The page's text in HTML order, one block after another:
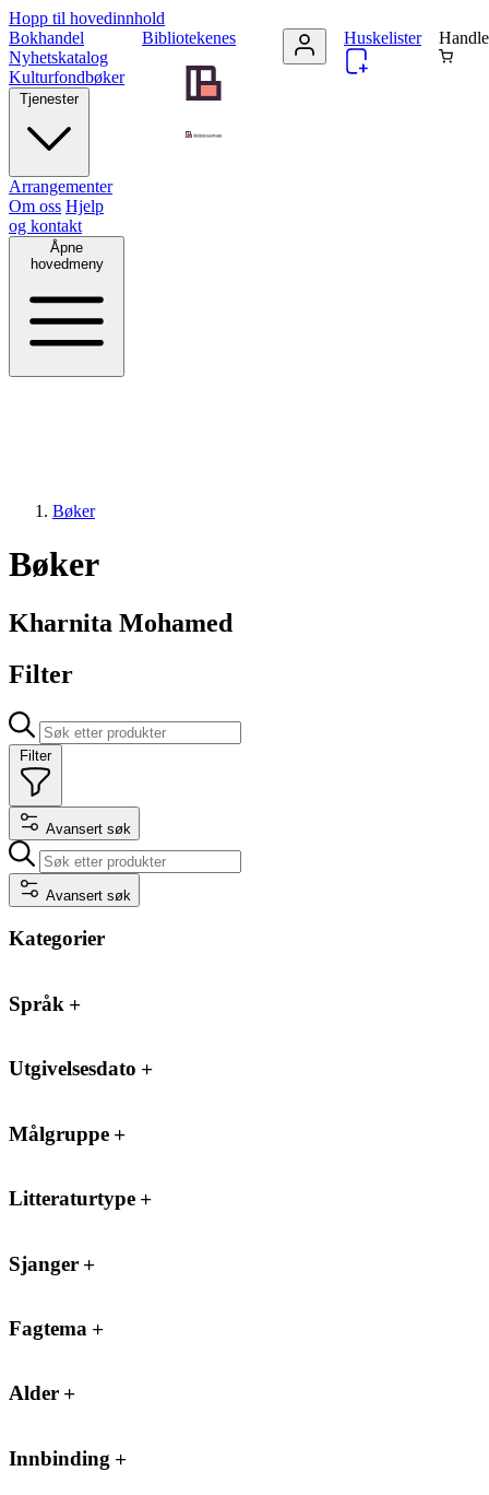
Hopp til hovedinnhold
Bibliotekenes
Bokhandel
Nyhetskatalog
Kulturfondbøker
Tjenester
Arrangementer
Om oss Hjelp
og kontakt
Åpne
hovedmeny
Huskelister
Bøker
Bøker
Kharnita Mohamed
Filter
Filter
Avansert søk
Avansert søk
Kategorier
Språk
Utgivelsesdato
Målgruppe
Litteraturtype
Sjanger
Fagtema
Alder
Innbinding